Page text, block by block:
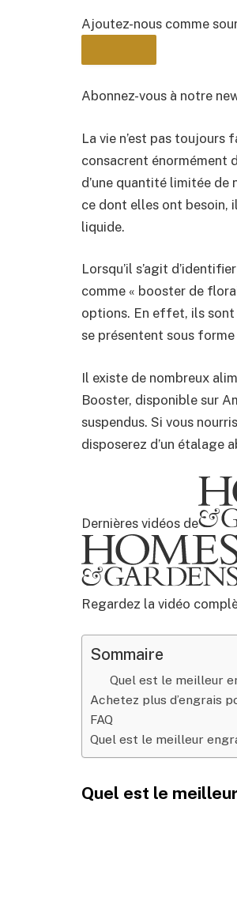
Ajoutez-nous comme
Abonnez-vous à notre
La vie n’est pas toujours
consacrent énormément
d’une quantité limitée de
ce dont elles ont besoin,
liquide.
Lorsqu’il s’agit
comme « booster de
options. En effet, ils sont
se présentent sous
Il existe de nombreux
Booster, disponible sur
suspendus. Si vous
disposerez d’un étalage
Dernières vidéos de
Regardez la vidéo
Sommaire
Quel est le meilleur
Achetez plus d’engrais
FAQ
Quel est le meilleur
Quel est le